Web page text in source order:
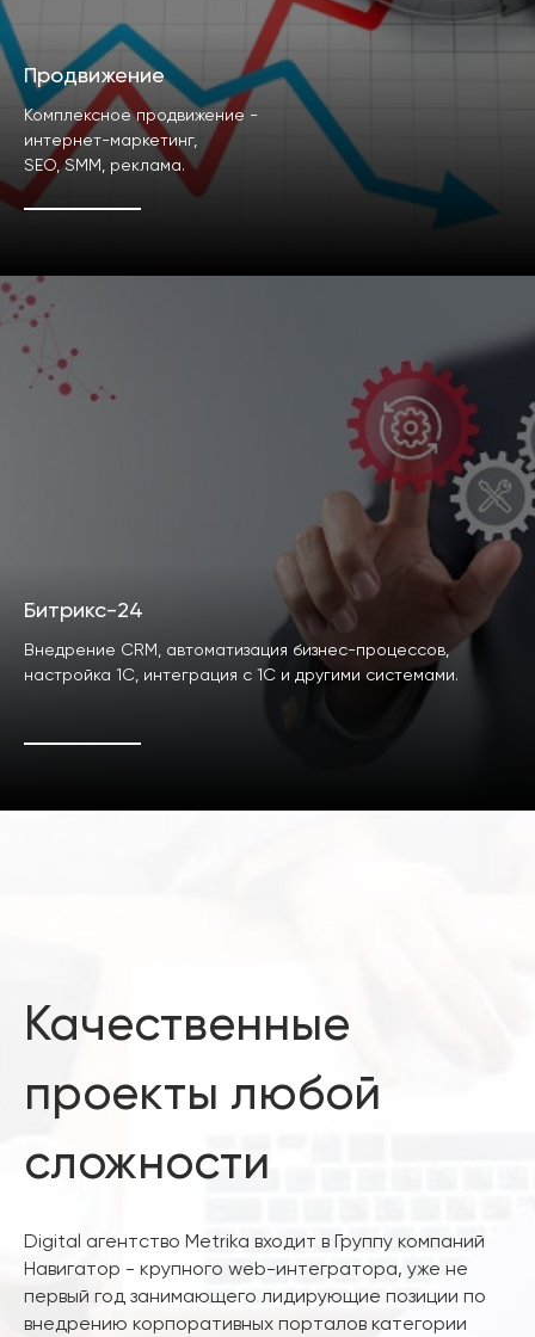
Продвижение
Комплексное продвижение -
интернет-маркетинг,
SEO, SMM, реклама.
Битрикс-24
Внедрение CRM, автоматизация бизнес-процессов,
настройка 1С, интеграция с 1С и другими системами.
Качественные
проекты любой
сложности
Digital агентство Metrika входит в Группу компаний
Навигатор - крупного web-интегратора, уже не
первый год занимающего лидирующие позиции по
внедрению корпоративных порталов категории